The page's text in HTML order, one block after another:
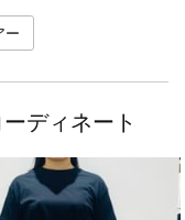
ー
ディネート